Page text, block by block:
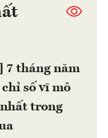
7 tháng năm
số vĩ mô
trong